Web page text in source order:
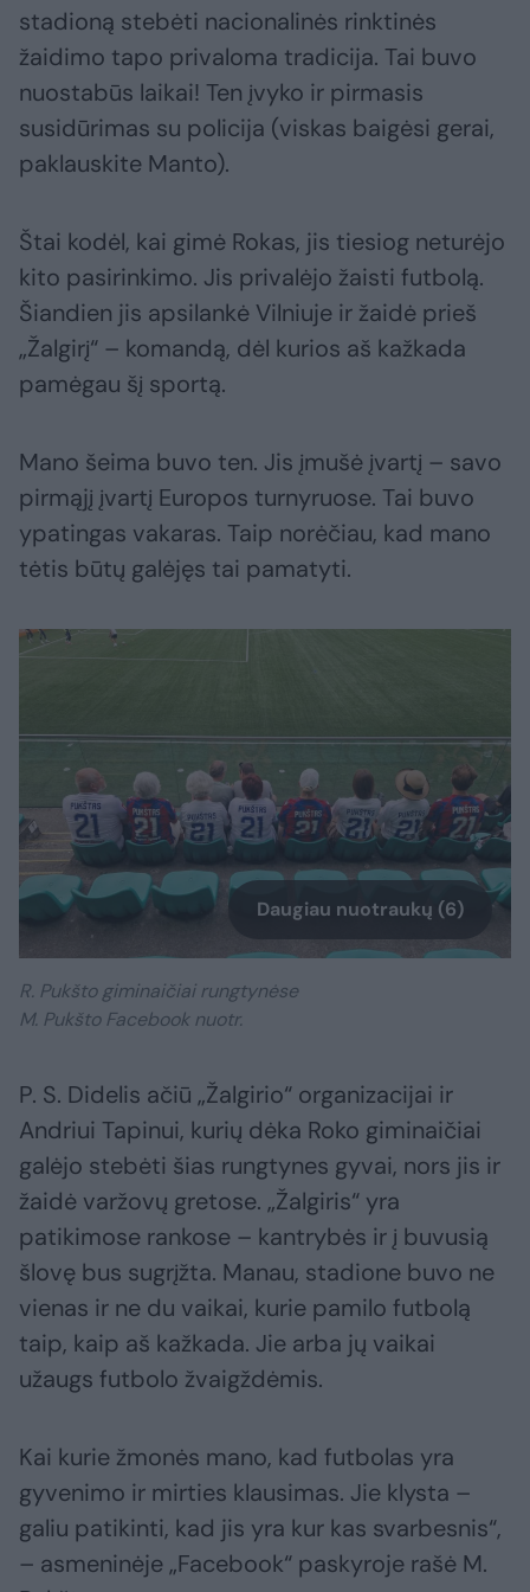
stadioną stebėti nacionalinės rinktinės
žaidimo tapo privaloma tradicija. Tai buvo
nuostabūs laikai! Ten įvyko ir pirmasis
susidūrimas su policija (viskas baigėsi gerai,
paklauskite Manto).
Štai kodėl, kai gimė Rokas, jis tiesiog neturėjo
kito pasirinkimo. Jis privalėjo žaisti futbolą.
Šiandien jis apsilankė Vilniuje ir žaidė prieš
„Žalgirį“ – komandą, dėl kurios aš kažkada
pamėgau šį sportą.
Mano šeima buvo ten. Jis įmušė įvartį – savo
pirmąjį įvartį Europos turnyruose. Tai buvo
ypatingas vakaras. Taip norėčiau, kad mano
tėtis būtų galėjęs tai pamatyti.
Daugiau nuotraukų (6)
R. Pukšto giminaičiai rungtynėse
M. Pukšto Facebook nuotr.
P. S. Didelis ačiū „Žalgirio“ organizacijai ir
Andriui Tapinui, kurių dėka Roko giminaičiai
galėjo stebėti šias rungtynes gyvai, nors jis ir
žaidė varžovų gretose. „Žalgiris“ yra
patikimose rankose – kantrybės ir į buvusią
šlovę bus sugrįžta. Manau, stadione buvo ne
vienas ir ne du vaikai, kurie pamilo futbolą
taip, kaip aš kažkada. Jie arba jų vaikai
užaugs futbolo žvaigždėmis.
Kai kurie žmonės mano, kad futbolas yra
gyvenimo ir mirties klausimas. Jie klysta –
galiu patikinti, kad jis yra kur kas svarbesnis“,
– asmeninėje „Facebook“ paskyroje rašė M.